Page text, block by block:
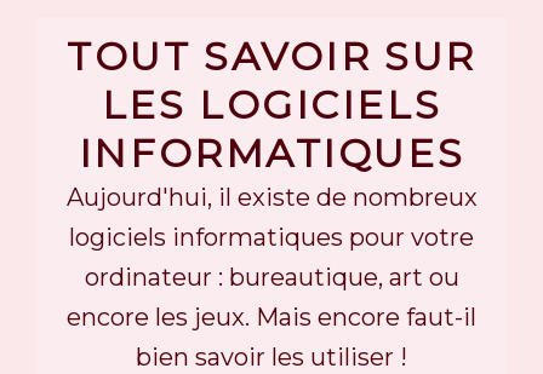
TOUT SAVOIR SUR
LES LOGICIELS
INFORMATIQUES
Aujourd'hui, il existe de nombreux
logiciels informatiques pour votre
ordinateur : bureautique, art ou
encore les jeux. Mais encore faut-il
bien savoir les utiliser !